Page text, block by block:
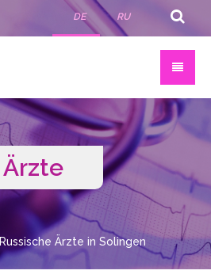
DE RU
Ärzte
Russische Ärzte in Solingen